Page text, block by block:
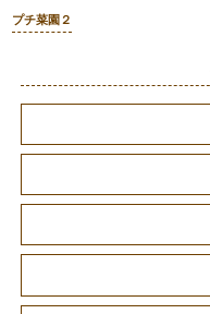
プチ菜園２